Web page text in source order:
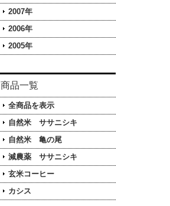
2007年
2006年
2005年
商品一覧
全商品を表示
自然米 ササニシキ
自然米 亀の尾
減農薬 ササニシキ
玄米コーヒー
カシス